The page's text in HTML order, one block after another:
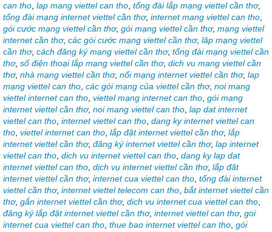
can tho lap mang viettel can tho tổng đài lắp mạng viettel cần thơ,
tổng đài mạng internet viettel cần thơ, internet mang viettel can tho
gói cước mạng viettel cần thơ, gói mạng viettel cần thơ, mạng viettel
internet cần thơ, các gói cước mạng viettel cần thơ, lăp mạng viettel
cần thơ, cách đăng ký mạng viettel cần thơ, tổng đài mạng viettel cần
thơ, số điện thoại lắp mạng viettel cần thơ, dich vu mang viettel cần
thơ, nhà mạng viettel cần thơ, nối mạng internet viettel cần thơ, lap
mạng viettel can tho các gói mạng của viettel cần thơ, noi mang
viettel internet can tho viettel mạng internet can tho gói mạng
internet viettel cần thơ, noi mang viettel can tho lap dat internet
viettel can tho internet viettel can tho dang ky internet viettel can
tho viettel internet can tho lắp đặt internet viettel cần thơ, lắp
internet viettel cần thơ, đăng ký internet viettel cần thơ, lap internet
viettel can tho dich vu internet viettel can tho dang ky lap dat
internet viettel can tho dịch vụ internet viettel cần thơ, lắp đăt
internet viettel cần thơ, internet cua viettel can tho tổng đài internet
viettel cần thơ, internet viettel telecom can tho bắt internet viettel cần
thơ, gắn internet viettel cần thơ, dich vu internet cua viettel can tho
đăng ký lắp đặt internet viettel cần thơ, internet viettel can thơ, goi
internet cua viettel can tho thue bao internet viettel can tho gói